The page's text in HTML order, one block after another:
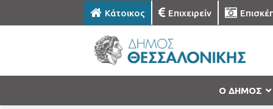
Κάτοικος Επιχειρείν
Ο ΔΗΜΟΣ